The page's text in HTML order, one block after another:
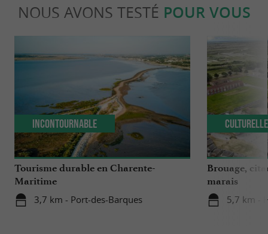
NOUS AVONS TESTÉ POUR VOUS
Tourisme durable en Charente-
Maritime
3,7 km - Port-des-Barques
Incontournable
Brouage,
marais
5,7 km -
Culturelle